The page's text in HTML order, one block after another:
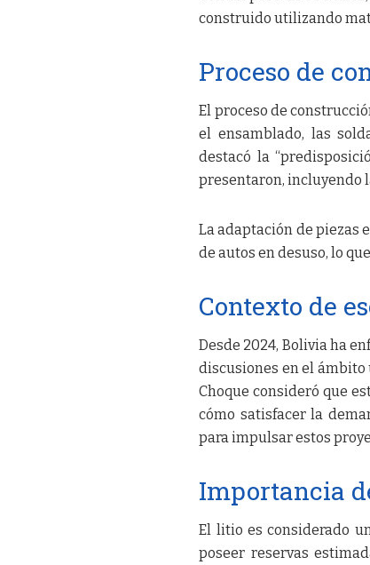
construido utilizando
Proceso de
El proceso de
el ensamblado, las
destacó la
presentaron, incluyendo
La adaptación de piezas
de autos en desuso, lo
Contexto de
Desde 2024, Bolivia ha
discusiones en el ámbito
Choque consideró que
cómo satisfacer la
para impulsar estos
Importancia
El litio es considerado
poseer reservas